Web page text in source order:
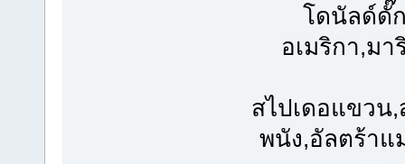
โดนัลด์ดั๊
อเมริกา,ม
สไปเดอแขวน
พนัง,อัลตร้าแ